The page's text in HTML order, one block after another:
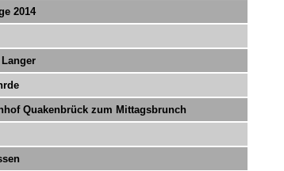
2014
Quakenbrück zum Mittagsbrunch